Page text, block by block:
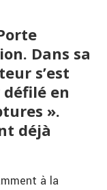
Dans sa
s’est
en
».
déjà
à la